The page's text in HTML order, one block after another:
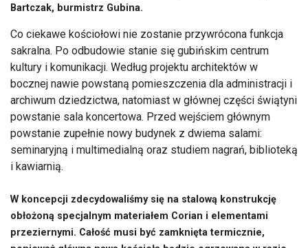
Bartczak, burmistrz Gubina.
Co ciekawe kościołowi nie zostanie przywrócona funkcja
sakralna. Po odbudowie stanie się gubińskim centrum
kultury i komunikacji. Według projektu architektów w
bocznej nawie powstaną pomieszczenia dla administracji i
archiwum dziedzictwa, natomiast w głównej części świątyni
powstanie sala koncertowa. Przed wejściem głównym
powstanie zupełnie nowy budynek z dwiema salami:
seminaryjną i multimedialną oraz studiem nagrań, biblioteką
i kawiarnią.
W koncepcji zdecydowaliśmy się na stalową konstrukcję
obłożoną specjalnym materiałem Corian i elementami
przeziernymi. Całość musi być zamknięta termicznie,